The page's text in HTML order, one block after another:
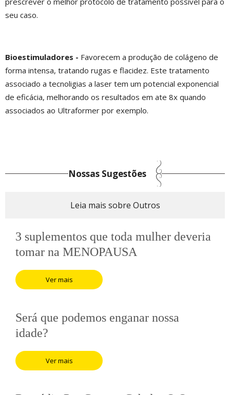
seu caso.
Bioestimuladores - Favorecem a produção de colágeno de
forma intensa, tratando rugas e flacidez. Este tratamento
associado a tecnoligias a laser tem um potencial exponencial
de eficácia, melhorando os resultados em ate 8x quando
associados ao Ultraformer por exemplo.
Nossas Sugestões
Leia mais sobre Outros
3 suplementos que toda mulher deveria
tomar na MENOPAUSA
Ver mais
Será que podemos enganar nossa
idade?
Ver mais